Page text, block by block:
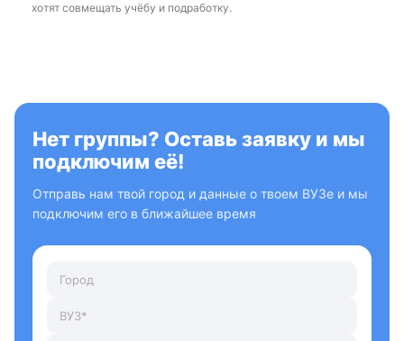
хотят совмещать учёбу и подработку.
Нет группы? Оставь заявку и мы
подключим её!
Отправь нам твой город и данные о твоем ВУЗе и мы
подключим его в ближайшее время